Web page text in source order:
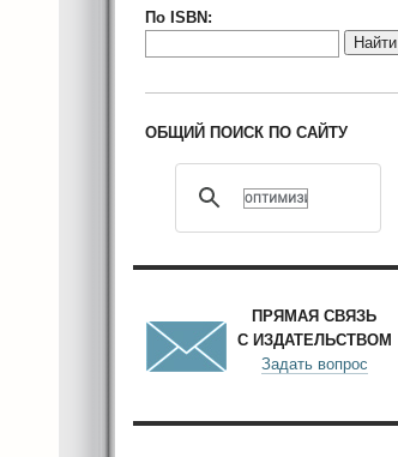
По ISBN:
Найти
ОБЩИЙ ПОИСК ПО САЙТУ
ПРЯМАЯ СВЯЗЬ
С ИЗДАТЕЛЬСТВОМ
Задать вопрос